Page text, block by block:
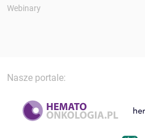
Webinary
Nasze portale: